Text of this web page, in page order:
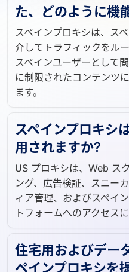
スペインプロキシ
た、どのように機
スペインプロキシは、ス
介してトラフィックをル
スペインユーザーとして
に制限されたコンテンツ
スペインプロキシ
用されますか?
US プロキシは、Web ス
ング、広告検証、スニー
ィア管理、およびスペイ
住宅用およびデー